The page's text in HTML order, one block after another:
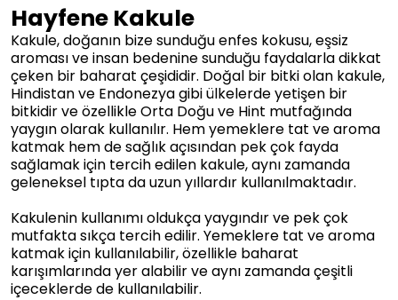
Hayfene Kakule
Kakule, doğanın bize sunduğu enfes kokusu, eşsiz
aroması ve insan bedenine sunduğu faydalarla dikkat
çeken bir baharat çeşididir. Doğal bir bitki olan kakule,
Hindistan ve Endonezya gibi ülkelerde yetişen bir
bitkidir ve özellikle Orta Doğu ve Hint mutfağında
yaygın olarak kullanılır. Hem yemeklere tat ve aroma
katmak hem de sağlık açısından pek çok fayda
sağlamak için tercih edilen kakule, aynı zamanda
geleneksel tıpta da uzun yıllardır kullanılmaktadır.
Kakulenin kullanımı oldukça yaygındır ve pek çok
mutfakta sıkça tercih edilir. Yemeklere tat ve aroma
katmak için kullanılabilir, özellikle baharat
karışımlarında yer alabilir ve aynı zamanda çeşitli
içeceklerde de kullanılabilir.